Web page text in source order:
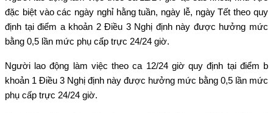
đặc biệt vào các ngày nghỉ hằng tuần, ngày lễ, ngày Tết theo quy
định tại điểm a khoản 2 Điều 3 Nghị định này được hưởng mức
bằng 0,5 lần mức phụ cấp trực 24/24 giờ.
Người lao động làm việc theo ca 12/24 giờ quy định tại điểm b
khoản 1 Điều 3 Nghị định này được hưởng mức bằng 0,5 lần mức
phụ cấp trực 24/24 giờ.